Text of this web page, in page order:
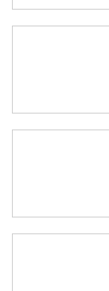
Un caracter
Al abrir una